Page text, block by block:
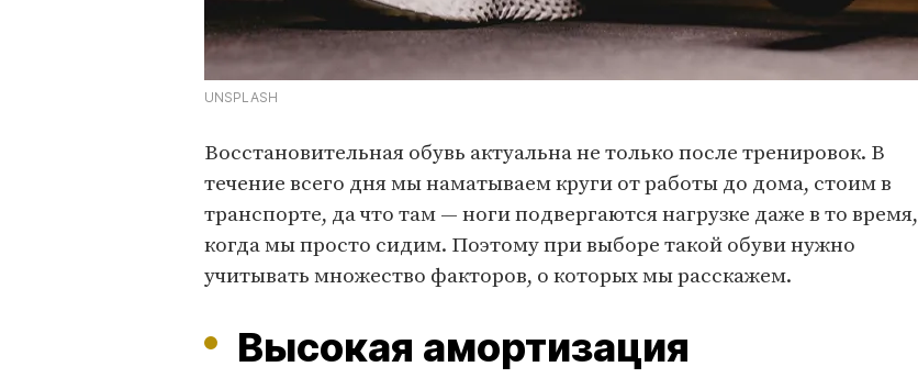
UNSPLASH
Восстановительная обувь актуальна не только после тренировок. В
течение всего дня мы наматываем круги от работы до дома, стоим в
транспорте, да что там — ноги подвергаются нагрузке даже в то время,
когда мы просто сидим. Поэтому при выборе такой обуви нужно
учитывать множество факторов, о которых мы расскажем.
Высокая амортизация